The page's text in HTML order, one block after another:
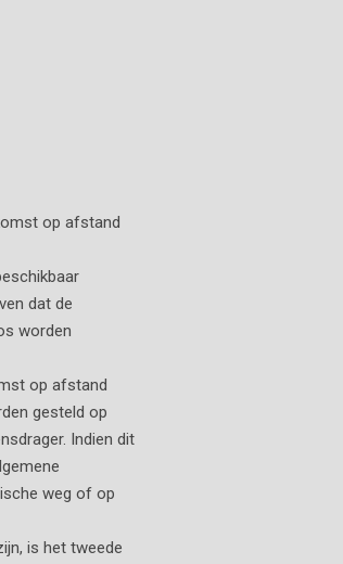
op afstand
dat de
worden
op afstand
gesteld op
Indien dit
weg of op
is het tweede